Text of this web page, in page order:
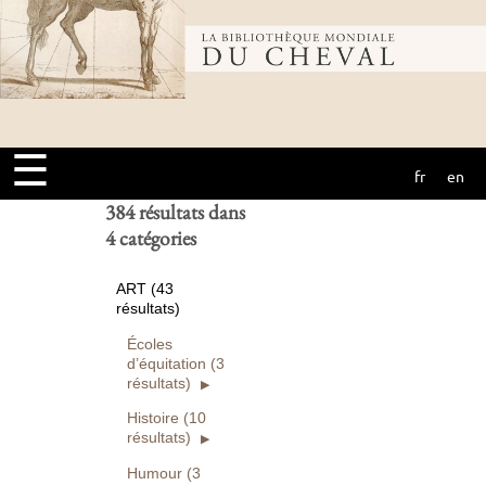
Bibliothèque
mondiale du
cheval
☰ fr en
Ouvrages
numérisés seuls
Réinitialiser
384 résultats dans
4 catégories
ART (43
résultats)
Écoles
d’équitation (3
résultats)
Histoire (10
résultats)
Humour (3